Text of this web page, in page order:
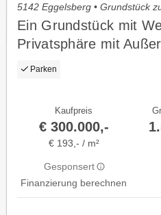
5142 Eggelsberg • Grundstück
Ein Grundstück mit
Privatsphäre mit
Entwicklungspotenzial
Parken
Kaufpreis
€ 300.000,-
€ 193,- / m²
Gesponsert
Finanzierung berechnen